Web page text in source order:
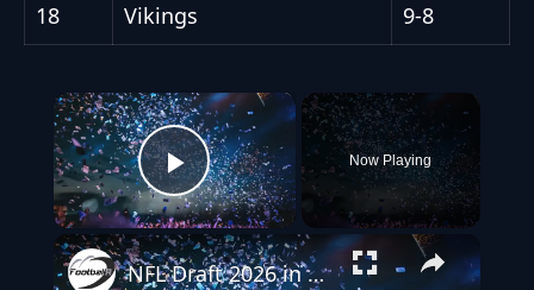
18 Vikings 9-8
×
Play Video
Now Playing
NFL Draft 2026 in Pittsburgh: Alles, was du wissen musst!